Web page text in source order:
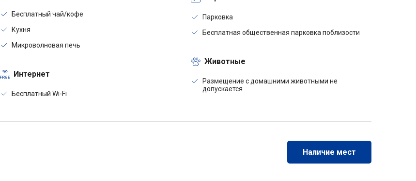
Бесплатный чай/кофе
Кухня
Микроволновая печь
Интернет
Бесплатный Wi-Fi
Парковка
Бесплатная общественная парковка поблизости
Животные
Размещение с домашними животными не
допускается
Наличие мест